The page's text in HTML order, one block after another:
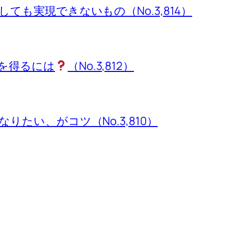
ても実現できないもの（No.3,814）
得るには （No.3,812）
たい、がコツ（No.3,810）